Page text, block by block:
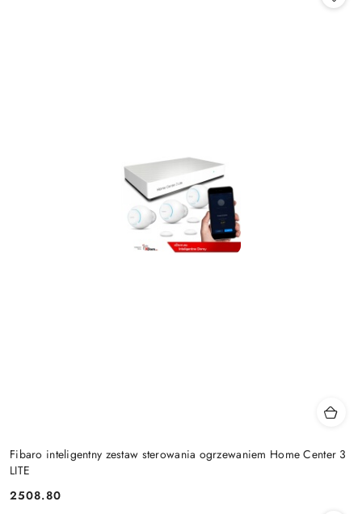
Fibaro inteligentny zestaw sterowania ogrzewaniem Home Center 3
LITE
Cena:
2508.80